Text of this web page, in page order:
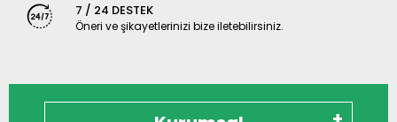
7 / 24 DESTEK
Öneri ve şikayetlerinizi bize iletebilirsiniz.